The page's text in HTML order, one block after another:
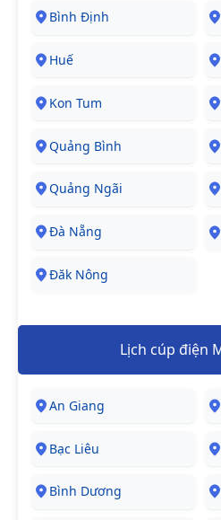
Bình Định
Huế
Kon Tum
Quảng Bình
Quảng Ngãi
Đà Nẵng
Đăk Nông
Lịch cúp điện
An Giang
Bạc Liêu
Bình Dương